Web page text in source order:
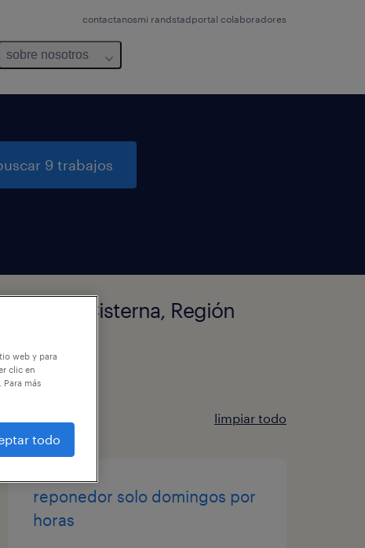
contactanosmi randstadportal colaboradores
sobre nosotros
9 trabajos
ti en La Cisterna, Región
limpiar todo
reponedor solo domingos por
horas
web y para
clic en
más
todo